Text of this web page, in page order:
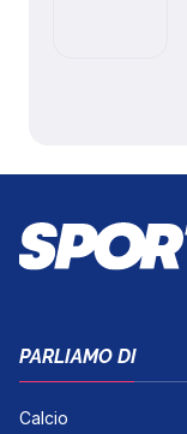
PARLIAMO DI
Calcio